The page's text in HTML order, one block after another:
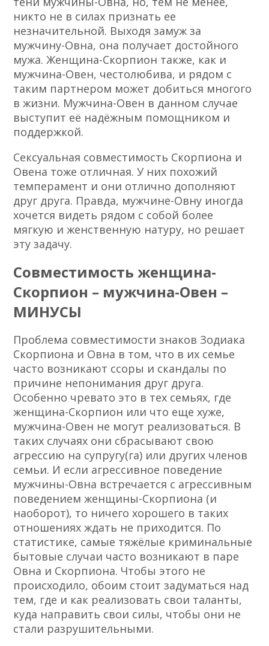
никто не в силах признать ее
незначительной. Выходя замуж за
мужчину-Овна, она получает достойного
мужа. Женщина-Скорпион также, как и
мужчина-Овен, честолюбива, и рядом с
таким партнером может добиться многого
в жизни. Мужчина-Овен в данном случае
выступит её надёжным помощником и
поддержкой.
Сексуальная совместимость Скорпиона и
Овена тоже отличная. У них похожий
темперамент и они отлично дополняют
друг друга. Правда, мужчине-Овну иногда
хочется видеть рядом с собой более
мягкую и женственную натуру, но решает
эту задачу.
Совместимость женщина-
Скорпион – мужчина-Овен –
МИНУСЫ
Проблема совместимости знаков Зодиака
Скорпиона и Овна в том, что в их семье
часто возникают ссоры и скандалы по
причине непонимания друг друга.
Особенно чревато это в тех семьях, где
женщина-Скорпион или что еще хуже,
мужчина-Овен не могут реализоваться. В
таких случаях они сбрасывают свою
агрессию на супругу(га) или других членов
семьи. И если агрессивное поведение
мужчины-Овна встречается с агрессивным
поведением женщины-Скорпиона (и
наоборот), то ничего хорошего в таких
отношениях ждать не приходится. По
статистике, самые тяжёлые криминальные
бытовые случаи часто возникают в паре
Овна и Скорпиона. Чтобы этого не
происходило, обоим стоит задуматься над
тем, где и как реализовать свои таланты,
куда направить свои силы, чтобы они не
стали разрушительными.